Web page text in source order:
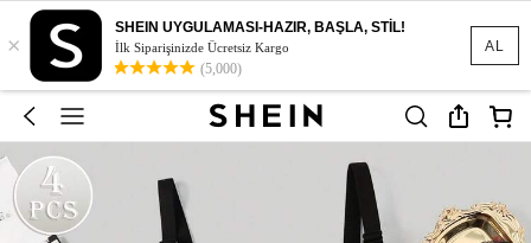
AL
×
SHEIN UYGULAMASI-HAZIR, BAŞLA, STİL!
İlk Siparişinizde Ücretsiz Kargo
(5,000)